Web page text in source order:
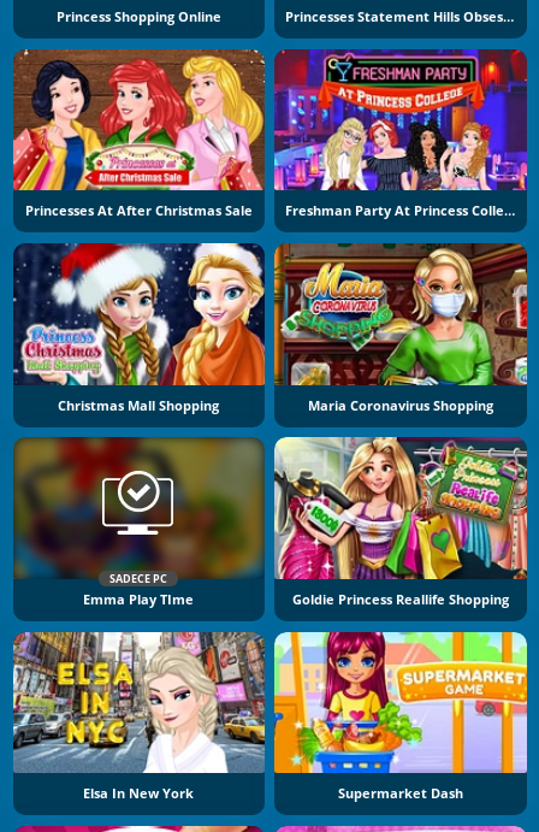
Princess Shopping Online Princesses Statement Hills Obsession
Princesses At After Christmas Sale Freshman Party At Princess College
Christmas Mall Shopping Maria Coronavirus Shopping
SADECE PC
Emma Play TIme Goldie Princess Reallife Shopping
Elsa In New York Supermarket Dash